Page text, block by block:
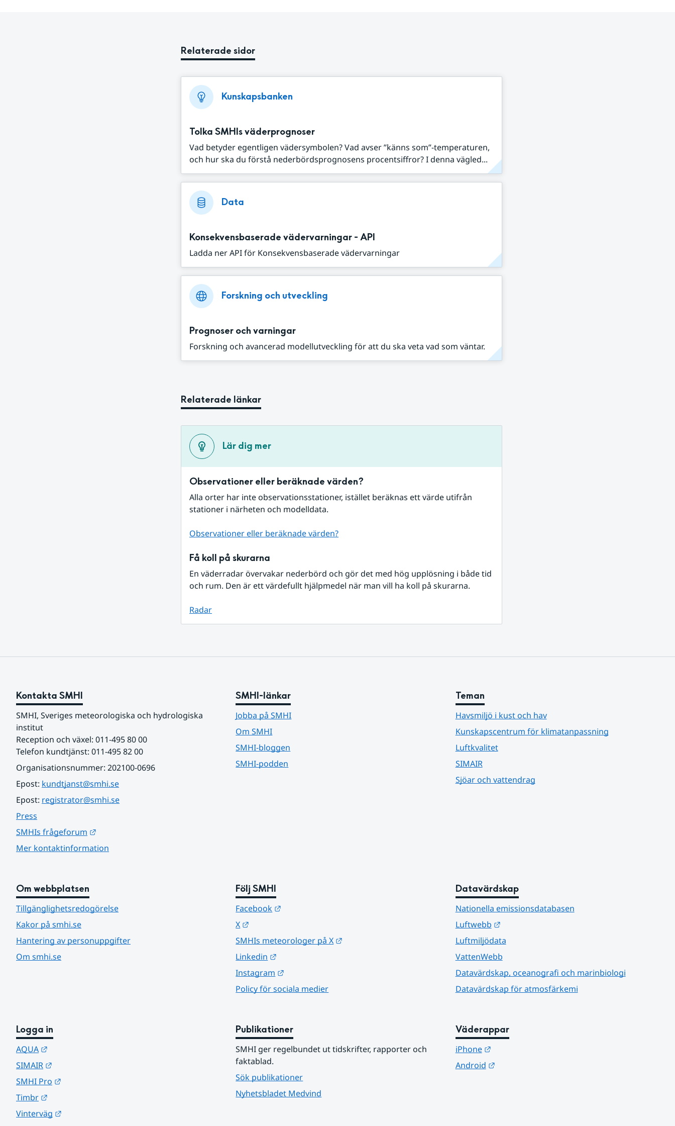
Relaterade sidor
Kunskapsbanken
Tolka SMHIs väderprognoser
Vad betyder egentligen vädersymbolen? Vad avser ”känns som”-temperaturen,
och hur ska du förstå nederbördsprognosens procentsiffror? I denna vägled...
Data
Konsekvensbaserade vädervarningar - API
Ladda ner API för Konsekvensbaserade vädervarningar
Forskning och utveckling
Prognoser och varningar
Forskning och avancerad modellutveckling för att du ska veta vad som väntar.
Relaterade länkar
Lär dig mer
Observationer eller beräknade värden?
Alla orter har inte observationsstationer, istället beräknas ett värde utifrån
stationer i närheten och modelldata.
Observationer eller beräknade värden?
Få koll på skurarna
En väderradar övervakar nederbörd och gör det med hög upplösning i både tid
och rum. Den är ett värdefullt hjälpmedel när man vill ha koll på skurarna.
Radar
Kontakta SMHI
SMHI, Sveriges meteorologiska och hydrologiska
institut
Reception och växel: 011-495 80 00
Telefon kundtjänst: 011-495 82 00
Organisationsnummer: 202100-0696
Epost: kundtjanst@smhi.se
Epost: registrator@smhi.se
Press
SMHIs frågeforum
Mer kontaktinformation
SMHI-länkar
Jobba på SMHI
Om SMHI
SMHI-bloggen
SMHI-podden
Teman
Havsmiljö i kust och hav
Kunskapscentrum för klimatanpassning
Luftkvalitet
SIMAIR
Sjöar och vattendrag
Om webbplatsen
Tillgänglighetsredogörelse
Kakor på smhi.se
Hantering av personuppgifter
Om smhi.se
Följ SMHI
Facebook
X
SMHIs meteorologer på X
Linkedin
Instagram
Policy för sociala medier
Datavärdskap
Nationella emissionsdatabasen
Luftwebb
Länk till annan webbplats.
Luftmiljödata
VattenWebb
Datavärdskap, oceanografi och marinbiologi
Datavärdskap för atmosfärkemi
Logga in
AQUA
SIMAIR
SMHI Pro
Timbr
Vinterväg
Publikationer
SMHI ger regelbundet ut tidskrifter, rapporter och
faktablad.
Sök publikationer
Nyhetsbladet Medvind
Väderappar
iPhone
Länk till annan webbplats.
Android
Länk till annan webbplats.